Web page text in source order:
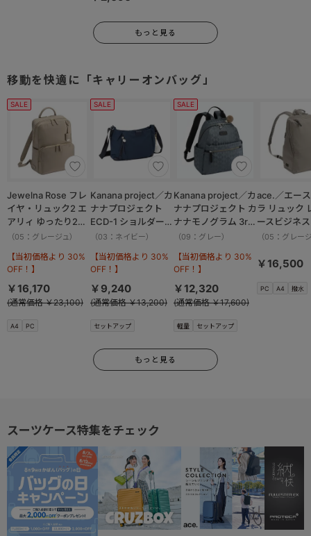
もっと見る
移動を快適に「キャリーオンバッグ」
SALE
A4 PC
Jewelna Rose フレ
イヤ・リュック2 エ
アリィ ゆったり2ル
ーム 16262
（05：グレージュ）
【当初価格より 30%
OFF！】
￥16,170
(通常価格 ￥23,100)
SALE
セットアップ
Kanana project／カ
ナナプロジェクト
ECD-1 ショルダーバ
ッグ 横 19083
（03：ネイビー）
【当初価格より 30%
OFF！】
￥9,240
(通常価格 ￥13,200)
SALE
軽量 セットアップ
Kanana project／カ
ナナプロジェクト カ
ナナモノグラム 3rd
リュックサック
（09：グレー）
【当初価格より 30%
OFF！】
￥12,320
(通常価格 ￥17,600)
PC A4 撥水
ace.／エー
ラ リュック
ースビジネ
14.0インチ
（05：グレー
￥16,500
もっと見る
スーツケース特集をチェック